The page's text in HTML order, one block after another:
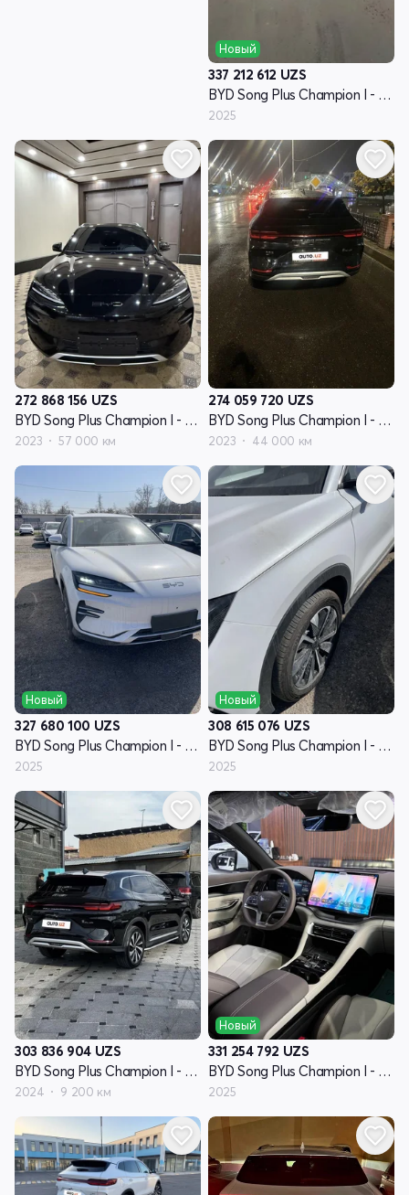
Новый
337 212 612 UZS
BYD Song Plus Champion I - поколение
2025
272 868 156 UZS
BYD Song Plus Champion I - поколение
2023 57 000 км
274 059 720 UZS
BYD Song Plus Champion I - поколение
2023 44 000 км
Новый
327 680 100 UZS
BYD Song Plus Champion I - поколение
2025
Новый
308 615 076 UZS
BYD Song Plus Champion I - поколение
2025
303 836 904 UZS
BYD Song Plus Champion I - поколение
2024 9 200 км
Новый
331 254 792 UZS
BYD Song Plus Champion I - поколение
2025